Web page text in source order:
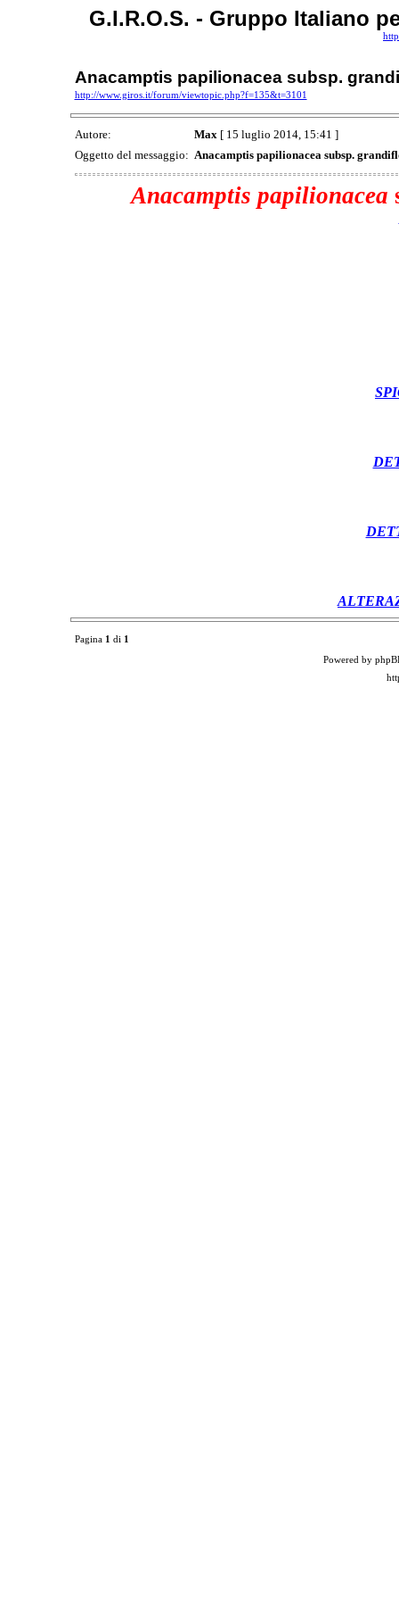
G.I.R.O.S. - Gruppo Italiano
Anacamptis papilionacea subsp.
http://www.giros.it/forum/viewtopic.php?f=135&t=3101
Autore: Max[ 15 luglio 2014, 15:41 ]
Oggetto del messaggio: Anacamptis papilionacea subsp.
Anacamptis papilionacea
Pagina 1 di 1
Powered by